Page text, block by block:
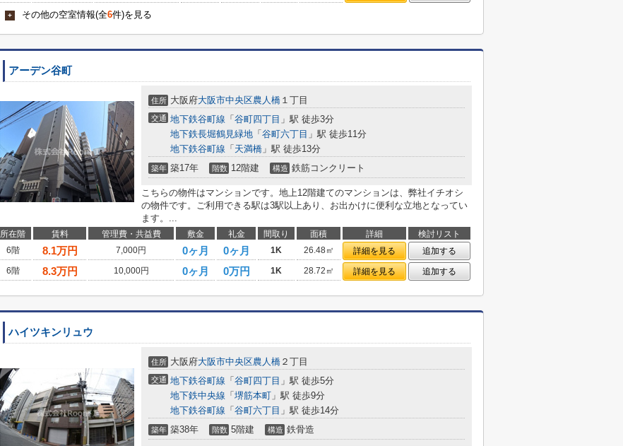
+ その他の空室情報(全6件)を見る
アーデン谷町
住所 大阪府大阪市中央区農人橋 １丁目
交通 地下鉄谷町線 「 谷町四丁目 」駅 徒歩3分
地下鉄長堀鶴見緑地 「 谷町六丁目 」駅 徒歩11分
地下鉄谷町線 「 天満橋 」駅 徒歩13分
築年 築17年 階数 12階建 構造 鉄筋コンクリート
こちらの物件はマンションです。地上12階建てのマンションは、弊社イチオシ
の物件です。ご利用できる駅は3駅以上あり、お出かけに便利な立地となってい
ます。...
所在階 賃料 管理費・共益費 敷金 礼金 間取り 面積 詳細
検討リスト
6階
8.1万円 7,000円 0ヶ月 0ヶ月 1K 26.48㎡ 詳細を見る
追加する
6階
8.3万円 10,000円 0ヶ月 0万円 1K 28.72㎡ 詳細を見る 追加する
ハイツキンリュウ
住所 大阪府大阪市中央区農人橋 ２丁目
交通 地下鉄谷町線 「 谷町四丁目 」駅 徒歩5分
地下鉄中央線 「 堺筋本町 」駅 徒歩9分
地下鉄谷町線 「 谷町六丁目 」駅 徒歩14分
築年 築38年 階数 5階建 構造 鉄骨造